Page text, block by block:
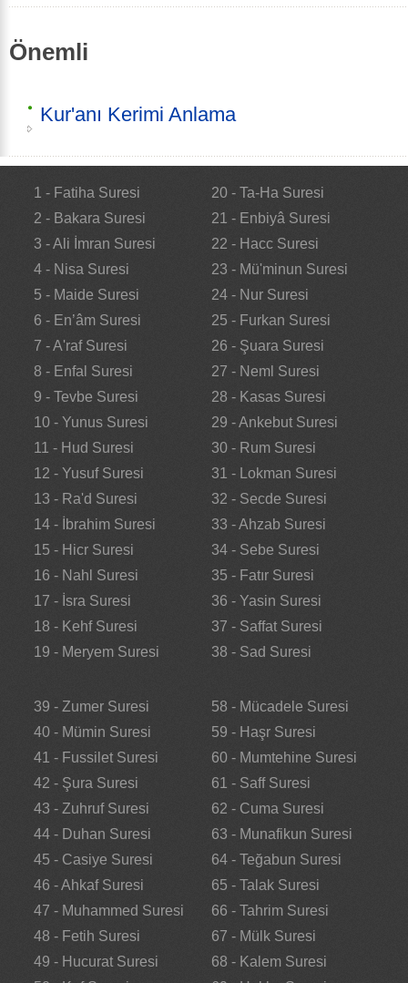
Önemli
Kur'anı Kerimi Anlama
1 - Fatiha Suresi
2 - Bakara Suresi
3 - Ali İmran Suresi
4 - Nisa Suresi
5 - Maide Suresi
6 - En’âm Suresi
7 - A'raf Suresi
8 - Enfal Suresi
9 - Tevbe Suresi
10 - Yunus Suresi
11 - Hud Suresi
12 - Yusuf Suresi
13 - Ra'd Suresi
14 - İbrahim Suresi
15 - Hicr Suresi
16 - Nahl Suresi
17 - İsra Suresi
18 - Kehf Suresi
19 - Meryem Suresi
20 - Ta-Ha Suresi
21 - Enbiyâ Suresi
22 - Hacc Suresi
23 - Mü'minun Suresi
24 - Nur Suresi
25 - Furkan Suresi
26 - Şuara Suresi
27 - Neml Suresi
28 - Kasas Suresi
29 - Ankebut Suresi
30 - Rum Suresi
31 - Lokman Suresi
32 - Secde Suresi
33 - Ahzab Suresi
34 - Sebe Suresi
35 - Fatır Suresi
36 - Yasin Suresi
37 - Saffat Suresi
38 - Sad Suresi
39 - Zumer Suresi
40 - Mümin Suresi
41 - Fussilet Suresi
42 - Şura Suresi
43 - Zuhruf Suresi
44 - Duhan Suresi
45 - Casiye Suresi
46 - Ahkaf Suresi
47 - Muhammed Suresi
48 - Fetih Suresi
49 - Hucurat Suresi
58 - Mücadele Suresi
59 - Haşr Suresi
60 - Mumtehine Suresi
61 - Saff Suresi
62 - Cuma Suresi
63 - Munafikun Suresi
64 - Teğabun Suresi
65 - Talak Suresi
66 - Tahrim Suresi
67 - Mülk Suresi
68 - Kalem Suresi